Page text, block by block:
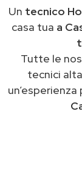
Un tecnico
casa tua a
Tutte le
tecnici